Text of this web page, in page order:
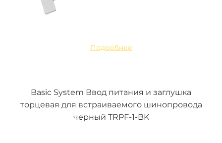
Подробнее
Basic System Ввод питания и заглушка
торцевая для встраиваемого шинопровода
черный TRPF-1-BK